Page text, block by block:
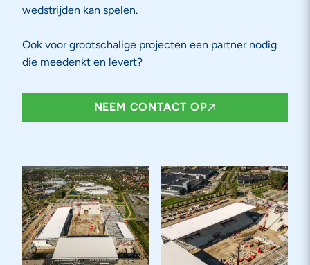
wedstrijden kan spelen.
Ook voor grootschalige projecten een partner nodig
die meedenkt en levert?
NEEM CONTACT OP